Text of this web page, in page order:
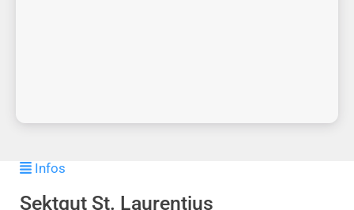
Infos
Sektgut St. Laurentius